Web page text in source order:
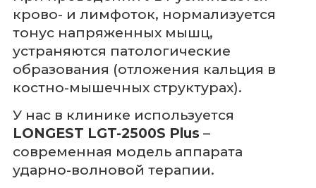
крово- и лимфоток, нормализуется
тонус напряженных мышц,
устраняются патологические
образования (отложения кальция в
костно-мышечных структурах).
У нас в клинике используется
LONGEST LGT-2500S Plus –
современная модель аппарата
ударно-волновой терапии.